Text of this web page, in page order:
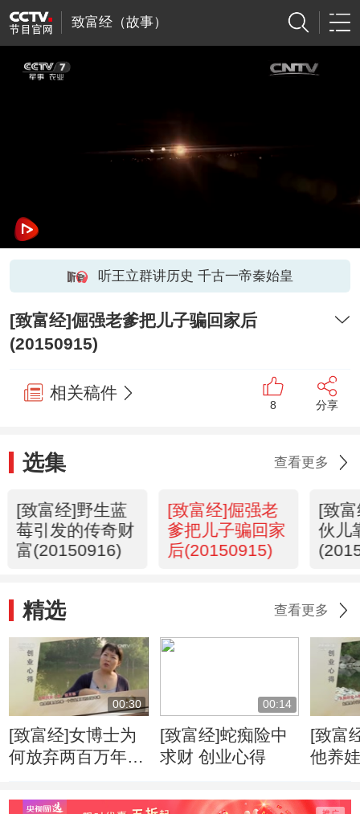
致富经（故事）
听王立群讲历史 千古一帝秦始皇
[致富经]倔强老爹把儿子骗回家后
(20150915)
相关稿件
8 分享
选集 查看更多
[致富经]野生蓝
莓引发的传奇财
富(20150916)
[致富经]倔强老
爹把儿子骗回家
后(20150915)
[致
伙儿
精选 查看更多
00:30
[致富经]女博士为
何放弃两百万年薪
00:14
[致富经]蛇痴险中
求财 创业心得
[致富
他养